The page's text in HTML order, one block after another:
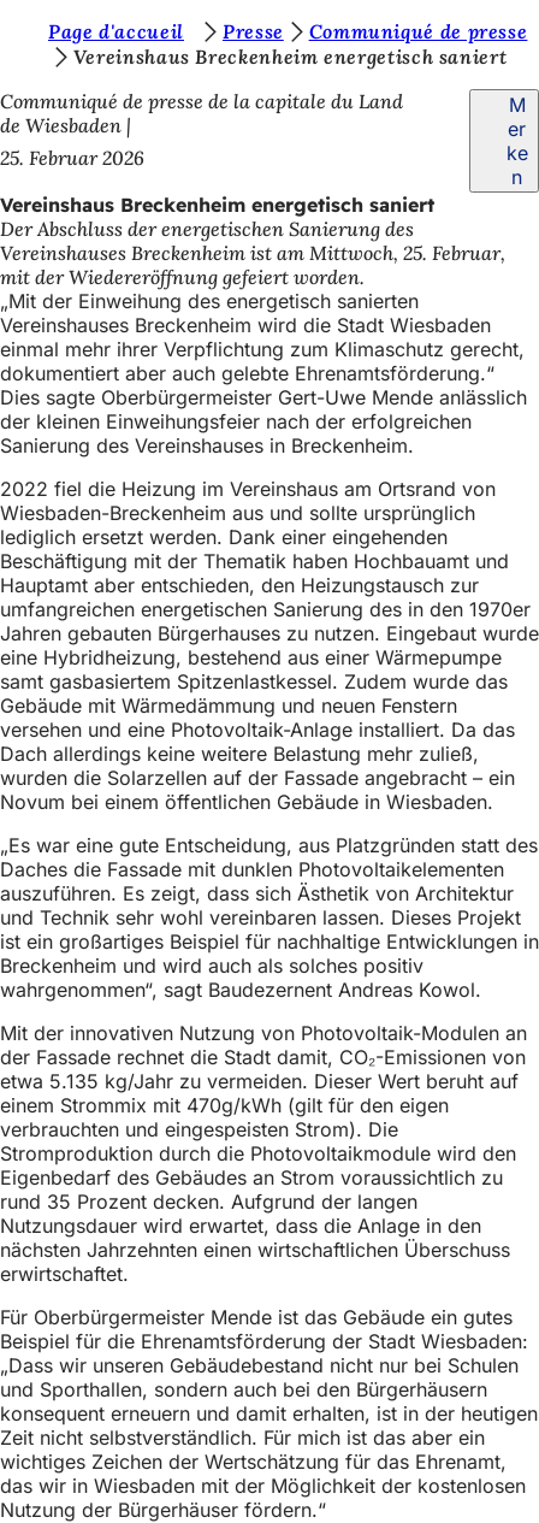
Inhalt anspringen
e
b
f
i
n
d
e
n
s
i
c
h
h
i
e
r
:
Page d'accueil Presse
Communiqué de presse
Vereinshaus Breckenheim energetisch saniert
Communiqué de presse de la capitale du Land
de Wiesbaden
25. Februar 2026
M
er
ke
n
Vereinshaus Breckenheim energetisch saniert
Der Abschluss der energetischen Sanierung des
Vereinshauses Breckenheim ist am Mittwoch, 25. Februar,
mit der Wiedereröffnung gefeiert worden.
„Mit der Einweihung des energetisch sanierten
Vereinshauses Breckenheim wird die Stadt Wiesbaden
einmal mehr ihrer Verpflichtung zum Klimaschutz gerecht,
dokumentiert aber auch gelebte Ehrenamtsförderung.“
Dies sagte Oberbürgermeister Gert-Uwe Mende anlässlich
der kleinen Einweihungsfeier nach der erfolgreichen
Sanierung des Vereinshauses in Breckenheim.
2022 fiel die Heizung im Vereinshaus am Ortsrand von
Wiesbaden-Breckenheim aus und sollte ursprünglich
lediglich ersetzt werden. Dank einer eingehenden
Beschäftigung mit der Thematik haben Hochbauamt und
Hauptamt aber entschieden, den Heizungstausch zur
umfangreichen energetischen Sanierung des in den 1970er
Jahren gebauten Bürgerhauses zu nutzen. Eingebaut wurde
eine Hybridheizung, bestehend aus einer Wärmepumpe
samt gasbasiertem Spitzenlastkessel. Zudem wurde das
Gebäude mit Wärmedämmung und neuen Fenstern
versehen und eine Photovoltaik-Anlage installiert. Da das
Dach allerdings keine weitere Belastung mehr zuließ,
wurden die Solarzellen auf der Fassade angebracht – ein
Novum bei einem öffentlichen Gebäude in Wiesbaden.
„Es war eine gute Entscheidung, aus Platzgründen statt des
Daches die Fassade mit dunklen Photovoltaikelementen
auszuführen. Es zeigt, dass sich Ästhetik von Architektur
und Technik sehr wohl vereinbaren lassen. Dieses Projekt
ist ein großartiges Beispiel für nachhaltige Entwicklungen in
Breckenheim und wird auch als solches positiv
wahrgenommen“, sagt Baudezernent Andreas Kowol.
Mit der innovativen Nutzung von Photovoltaik-Modulen an
der Fassade rechnet die Stadt damit, CO₂-Emissionen von
etwa 5.135 kg/Jahr zu vermeiden. Dieser Wert beruht auf
einem Strommix mit 470g/kWh (gilt für den eigen
verbrauchten und eingespeisten Strom). Die
Stromproduktion durch die Photovoltaikmodule wird den
Eigenbedarf des Gebäudes an Strom voraussichtlich zu
rund 35 Prozent decken. Aufgrund der langen
Nutzungsdauer wird erwartet, dass die Anlage in den
nächsten Jahrzehnten einen wirtschaftlichen Überschuss
erwirtschaftet.
Für Oberbürgermeister Mende ist das Gebäude ein gutes
Beispiel für die Ehrenamtsförderung der Stadt Wiesbaden:
„Dass wir unseren Gebäudebestand nicht nur bei Schulen
und Sporthallen, sondern auch bei den Bürgerhäusern
konsequent erneuern und damit erhalten, ist in der heutigen
Zeit nicht selbstverständlich. Für mich ist das aber ein
wichtiges Zeichen der Wertschätzung für das Ehrenamt,
das wir in Wiesbaden mit der Möglichkeit der kostenlosen
Nutzung der Bürgerhäuser fördern.“